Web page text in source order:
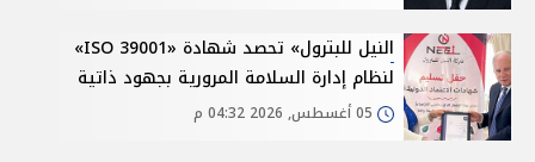
النيل للبترول» تحصد شهادة «ISO 39001»
لنظام إدارة السلامة المرورية بجهود ذاتية